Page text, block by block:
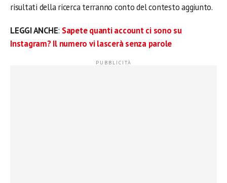
risultati della ricerca terranno conto del contesto aggiunto.
LEGGI ANCHE: Sapete quanti account ci sono su
Instagram? Il numero vi lascerà senza parole